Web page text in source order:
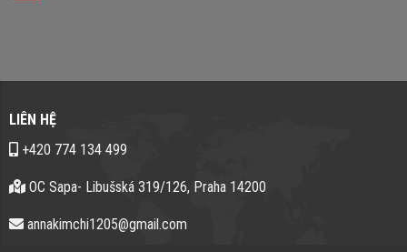
LIÊN HỆ
+420 774 134 499
OC Sapa- Libušská 319/126, Praha 14200
annakimchi1205@gmail.com